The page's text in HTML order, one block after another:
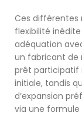
Ces différentes
flexibilité
adéquation
un fabricant de
prêt participatif
initiale, tandis
d’expansion
via une